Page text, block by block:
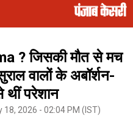
? जिसकी मौत से मच
वालों के अबॉर्शन-
थीं परेशान
2026 - 02:04 PM (IST)